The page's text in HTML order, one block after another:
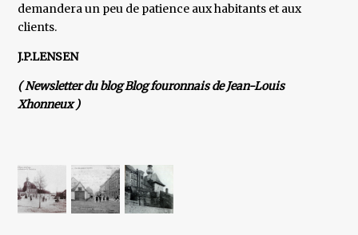
demandera un peu de patience aux habitants et aux
clients.
J.P.LENSEN
( Newsletter du blog Blog fouronnais de Jean-Louis
Xhonneux )